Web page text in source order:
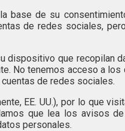
de su
de redes sociales,
que recopilan
No tenemos acceso a
de redes sociales.
EE. UU.), por lo que
que lea los avisos
personales.